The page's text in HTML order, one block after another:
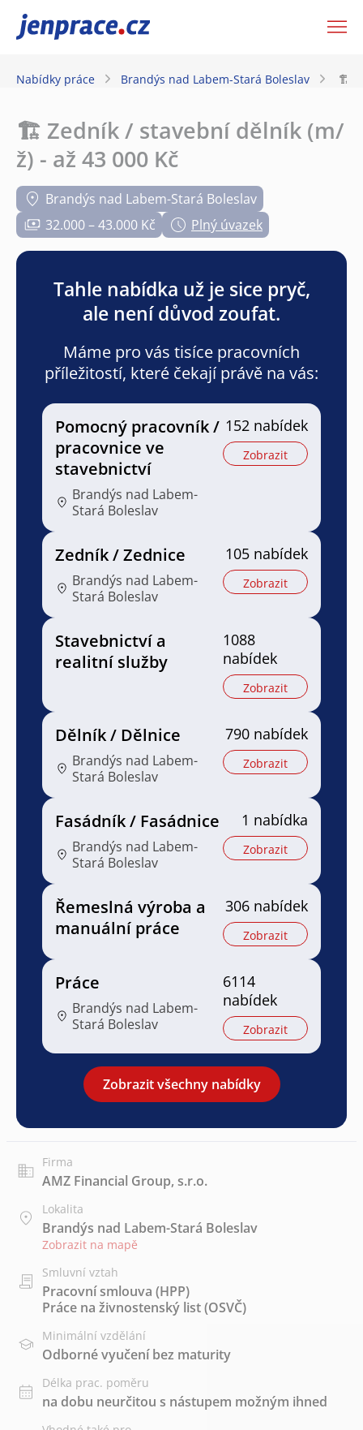
JenPráce.cz
Nabídky práce Brandýs nad Labem-Stará Boleslav 🏗️
🏗️ Zedník / stavební dělník (m/
ž) - až 43 000 Kč
Brandýs nad Labem-Stará Boleslav
32.000 – 43.000 Kč
Plný úvazek
Tahle nabídka už je sice pryč,
ale není důvod zoufat.
Máme pro vás tisíce pracovních
příležitostí, které čekají právě na vás:
Pomocný pracovník /
pracovnice ve
stavebnictví
Brandýs nad Labem-
Stará Boleslav
152 nabídek
Zobrazit
Zedník / Zednice
Brandýs nad Labem-
Stará Boleslav
105 nabídek
Zobrazit
Stavebnictví a
realitní služby
1088
nabídek
Zobrazit
Dělník / Dělnice
Brandýs nad Labem-
Stará Boleslav
790 nabídek
Zobrazit
Fasádník / Fasádnice
Brandýs nad Labem-
Stará Boleslav
1 nabídka
Zobrazit
Řemeslná výroba a
manuální práce
306 nabídek
Zobrazit
Práce
Brandýs nad Labem-
Stará Boleslav
6114
nabídek
Zobrazit
Zobrazit všechny nabídky
Firma
AMZ Financial Group, s.r.o.
Lokalita
Brandýs nad Labem-Stará Boleslav
Zobrazit na mapě
Smluvní vztah
Pracovní smlouva (HPP)
Práce na živnostenský list (OSVČ)
Minimální vzdělání
Odborné vyučení bez maturity
Délka prac. poměru
na dobu neurčitou s nástupem možným ihned